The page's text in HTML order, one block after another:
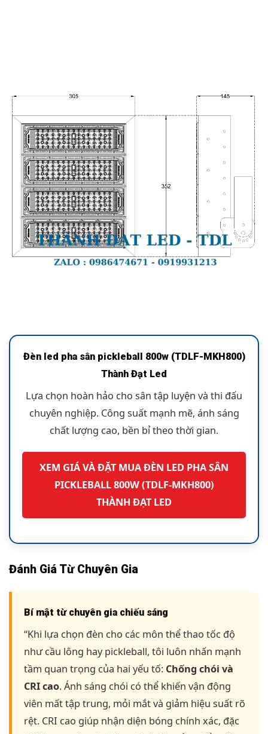
Đèn led pha sân pickleball 800w (TDLF-MKH800)
Thành Đạt Led
Lựa chọn hoàn hảo cho sân tập luyện và thi đấu
chuyên nghiệp. Công suất mạnh mẽ, ánh sáng
chất lượng cao, bền bỉ theo thời gian.
XEM GIÁ VÀ ĐẶT MUA ĐÈN LED PHA SÂN
PICKLEBALL 800W (TDLF-MKH800)
THÀNH ĐẠT LED
Đánh Giá Từ Chuyên Gia
Bí mật từ chuyên gia chiếu sáng
“Khi lựa chọn đèn cho các môn thể thao tốc độ
như cầu lông hay pickleball, tôi luôn nhấn mạnh
tầm quan trọng của hai yếu tố: Chống chói và
CRI cao. Ánh sáng chói có thể khiến vận động
viên mất tập trung, mỏi mắt và giảm hiệu suất rõ
rệt. CRI cao giúp nhận diện bóng chính xác, đặc